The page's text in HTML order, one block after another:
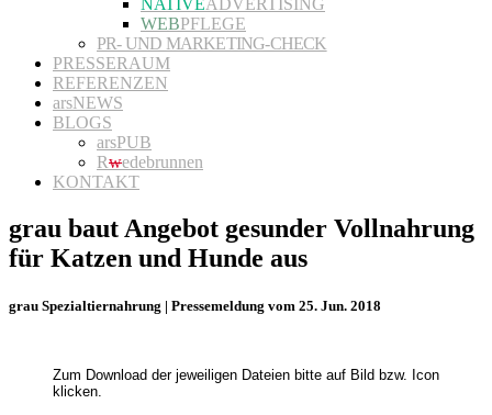
WEBPFLEGE
PR- UND MARKETING-CHECK
PRESSERAUM
REFERENZEN
arsNEWS
BLOGS
arsPUB
Rwedebrunnen
KONTAKT
grau baut Angebot gesunder Vollnahrung
für Katzen und Hunde aus
grau Spezialtiernahrung | Pressemeldung vom 25. Jun. 2018
Zum Download der jeweiligen Dateien bitte auf Bild bzw. Icon
klicken.